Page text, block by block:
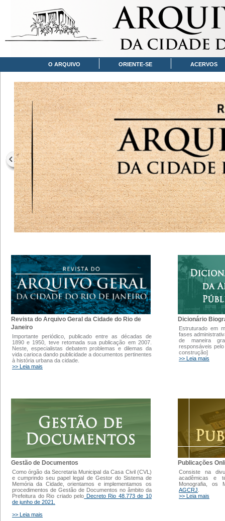
O ARQUIVO ORIENTE-SE ACERVOS
Revista do Arquivo Geral da Cidade do Rio de
Janeiro
Importante periódico, publicado entre as décadas de
1890 e 1950, teve retomada sua publicação em 2007.
Neste, especialistas debatem problemas e dilemas da
vida carioca dando publicidade a documentos pertinentes
à história urbana da cidade.
>> Leia mais
Dicionário
Estruturado em
fases
de maneira
responsáveis
construção]
>> Leia mais
Gestão de Documentos
Como órgão da Secretaria Municipal da Casa Civil (CVL)
e cumprindo seu papel legal de Gestor do Sistema de
Memória da Cidade, orientamos e implementamos os
procedimentos de Gestão de Documentos no âmbito da
Prefeitura do Rio criado pelo Decreto Rio 48.773 de 10
de junho de 2021.
>> Leia mais
Publicações
Consiste na
acadêmicas e
Monografia, os
AGCRJ
>> Leia mais